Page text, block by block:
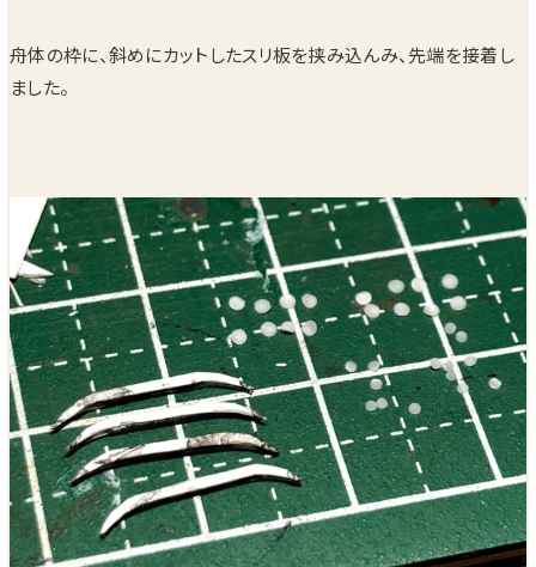
舟体の枠に、斜めにカットしたスリ板を挟み込んみ、先端を接着し
ました。